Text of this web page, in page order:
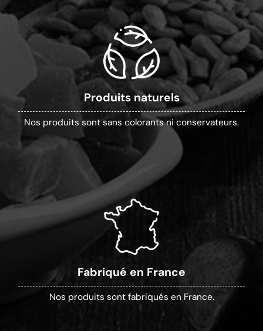
Produits naturels
Nos produits sont sans colorants ni conservateurs.
Fabriqué en France
Nos produits sont fabriqués en France.